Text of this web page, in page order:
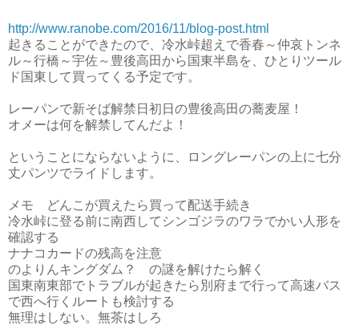
http://www.ranobe.com/2016/11/blog-post.html
起きることができたので、冷水峠超えで香春～仲哀トンネ
ル～行橋～宇佐～豊後高田から国東半島を、ひとりツール
ド国東して買ってくる予定です。
レーパンで新そば解禁日初日の豊後高田の蕎麦屋！
オメーは何を解禁してんだよ！
ということにならないように、ロングレーパンの上に七分
丈パンツでライドします。
メモ どんこが買えたら買って配送手続き
冷水峠に登る前に南西してシンゴジラのワラでかい人形を
確認する
ナナコカードの残高を注意
のよりんキングダム？ の謎を解けたら解く
国東南東部でトラブルが起きたら別府まで行って高速バス
で西へ行くルートも検討する
無理はしない。無茶はしろ